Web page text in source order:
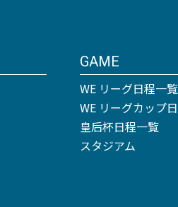
GAME
WE リーグ日程一覧
WE リーグカップ
皇后杯日程一覧
スタジアム